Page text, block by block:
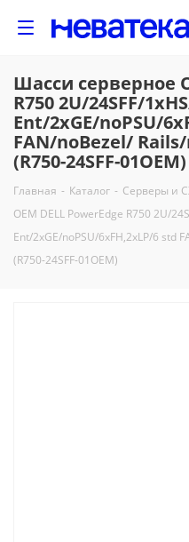
Шасси серверное
R750 2U/24SFF/
Ent/2xGE/noPSU/
FAN/noBezel/
(R750-24SFF-01OEM)
Главная - Каталог - Серверы и
OEM DELL PowerEdge R750 2U/
Ent/2xGE/noPSU/6xFH,2xLP/6 std
(R750-24SFF-01OEM)